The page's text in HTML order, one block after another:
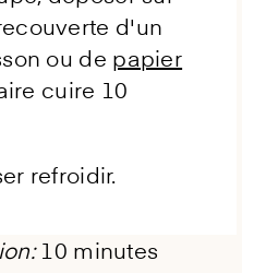
d'un
ou de papier
cuire 10
refroidir.
10 minutes